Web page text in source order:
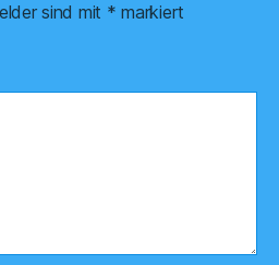
sind mit * markiert